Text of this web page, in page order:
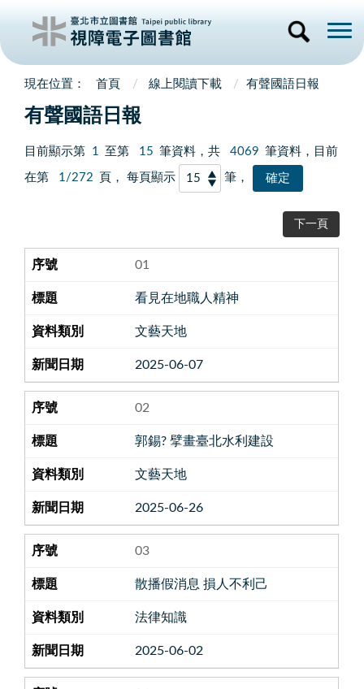
首頁 線上閱讀下載 有聲國語日報
有聲國語日報
目前顯示第 1 至第 15 筆資料，共 4069 筆資料，目前
在第 1/272 頁， 每頁顯示 筆，
下一頁
01
看見在地職人精神
文藝天地
2025-06-07
02
郭錫? 擘畫臺北水利建設
文藝天地
2025-06-26
03
散播假消息 損人不利己
法律知識
2025-06-02